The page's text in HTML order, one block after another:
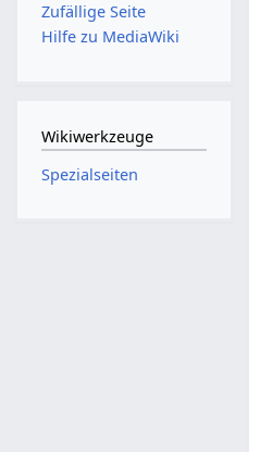
Zufällige Seite
Hilfe zu MediaWiki
Wikiwerkzeuge
Spezialseiten